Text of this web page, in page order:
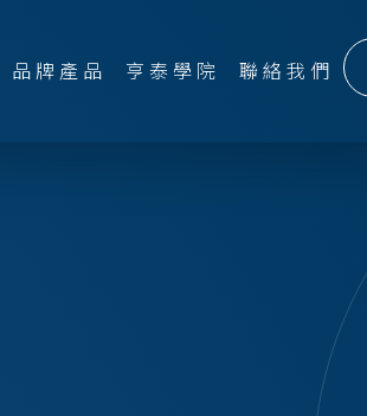
品牌產品 亨泰學院 聯絡我們